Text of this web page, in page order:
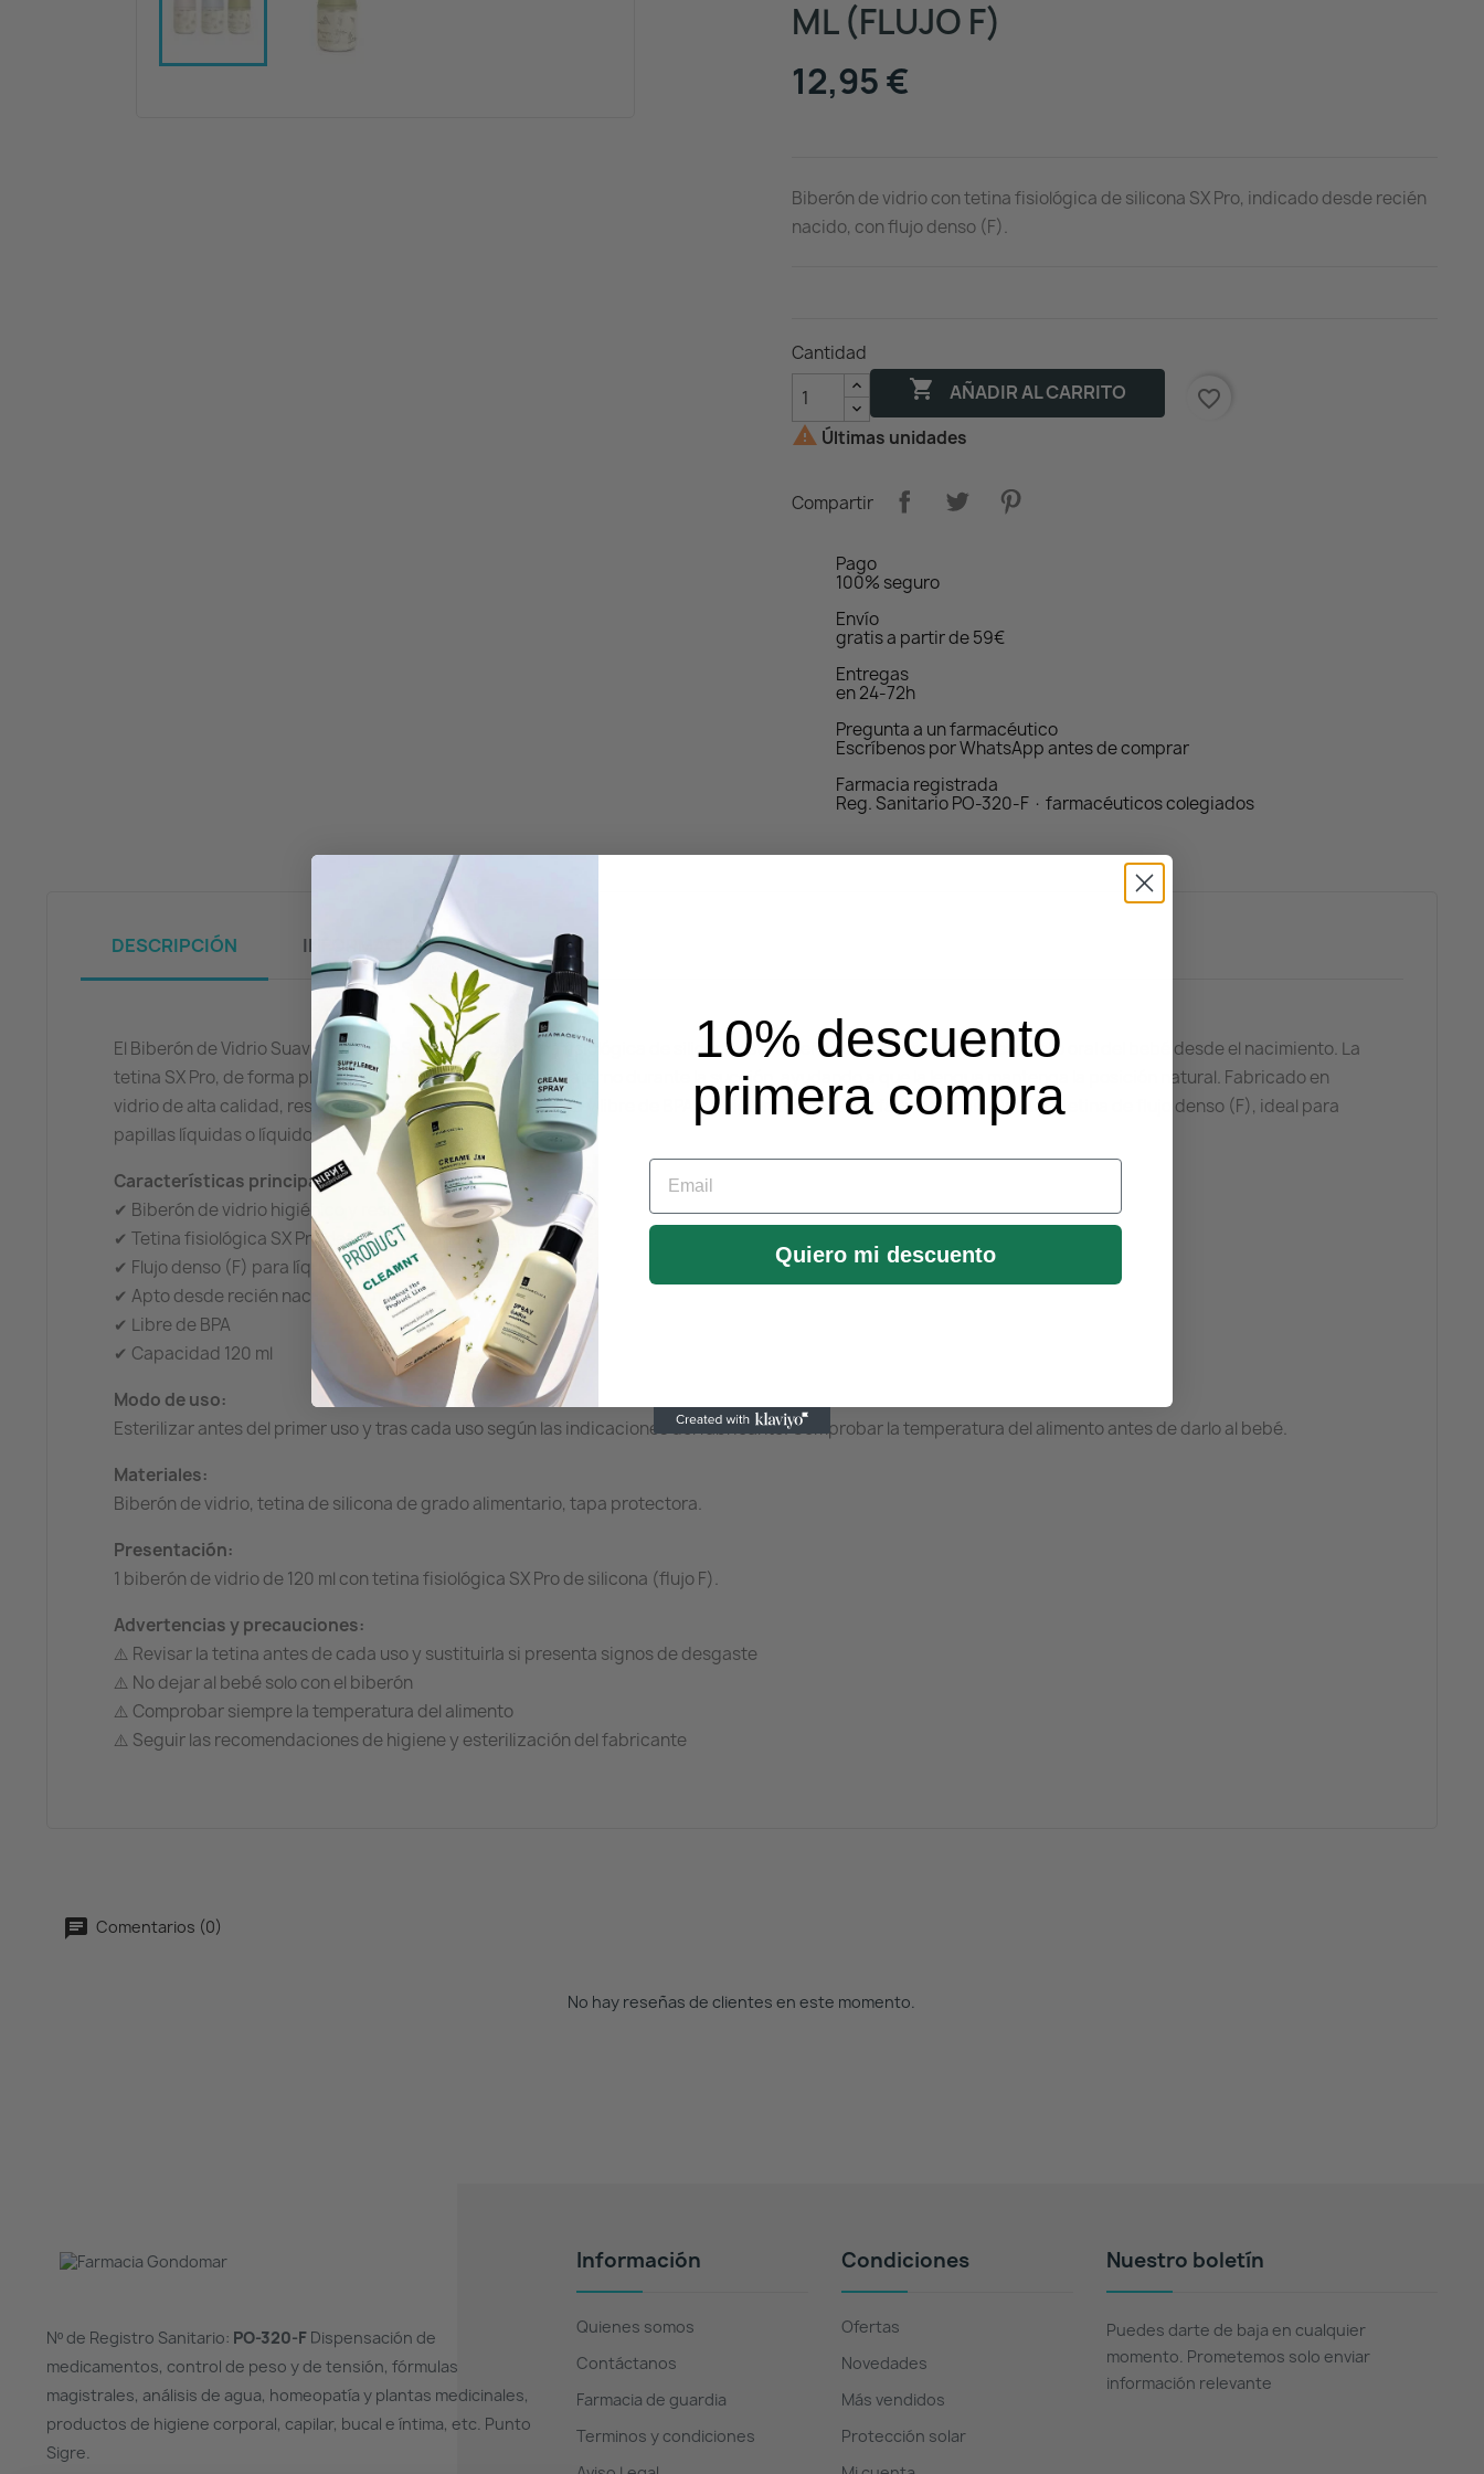
ML (FLUJO F)
12,95 €
Biberón de vidrio con tetina fisiológica de silicona SX Pro, indicado desde recién
nacido, con flujo denso (F).
Cantidad
 AÑADIR AL CARRITO
favorite_border
 Últimas unidades
Compartir
Pago
100% seguro
Envío
gratis a partir de 59€
Entregas
en 24-72h
Pregunta a un farmacéutico
Escríbenos por WhatsApp antes de comprar
Farmacia registrada
Reg. Sanitario PO-320-F · farmacéuticos colegiados
DESCRIPCIÓN INFORMACIÓN
El Biberón de Vidrio Suavinex SX Pro Selection con tetina fisiológica de silicona está diseñado para respetar el desarrollo oral del bebé desde el nacimiento. La
tetina SX Pro, de forma plana y simétrica, imita el pezón materno durante la succión, ayudando a que la lengua mantenga la posición natural. Fabricado en
vidrio de alta calidad, resistente a cambios de temperatura y libre de BPA, es higiénico, seguro y fácil de limpiar. Incluye tetina de flujo denso (F), ideal para
papillas líquidas o líquidos más espesos.
Características principales:
✔ Biberón de vidrio higiénico y resistente
✔ Tetina fisiológica SX Pro de silicona, plana y simétrica
✔ Flujo denso (F) para líquidos espesos y papillas líquidas
✔ Apto desde recién nacido (+0 meses)
✔ Libre de BPA
✔ Capacidad 120 ml
Modo de uso:
Esterilizar antes del primer uso y tras cada uso según las indicaciones del fabricante. Comprobar la temperatura del alimento antes de darlo al bebé.
Materiales:
Biberón de vidrio, tetina de silicona de grado alimentario, tapa protectora.
Presentación:
1 biberón de vidrio de 120 ml con tetina fisiológica SX Pro de silicona (flujo F).
Advertencias y precauciones:
⚠️ Revisar la tetina antes de cada uso y sustituirla si presenta signos de desgaste
⚠️ No dejar al bebé solo con el biberón
⚠️ Comprobar siempre la temperatura del alimento
⚠️ Seguir las recomendaciones de higiene y esterilización del fabricante
Comentarios (0)
No hay reseñas de clientes en este momento.
Nº de Registro Sanitario: PO-320-FDispensación de
medicamentos, control de peso y de tensión, fórmulas
magistrales, análisis de agua, homeopatía y plantas medicinales,
productos de higiene corporal, capilar, bucal e íntima, etc. Punto
Sigre.
Información
Quienes somos
Contáctanos
Farmacia de guardia
Terminos y condiciones
Condiciones
Ofertas
Novedades
Más vendidos
Protección solar
Nuestro boletín
Puedes darte de baja en cualquier
momento. Prometemos solo enviar
información relevante
10% descuento
primera compra
Email
Quiero mi descuento